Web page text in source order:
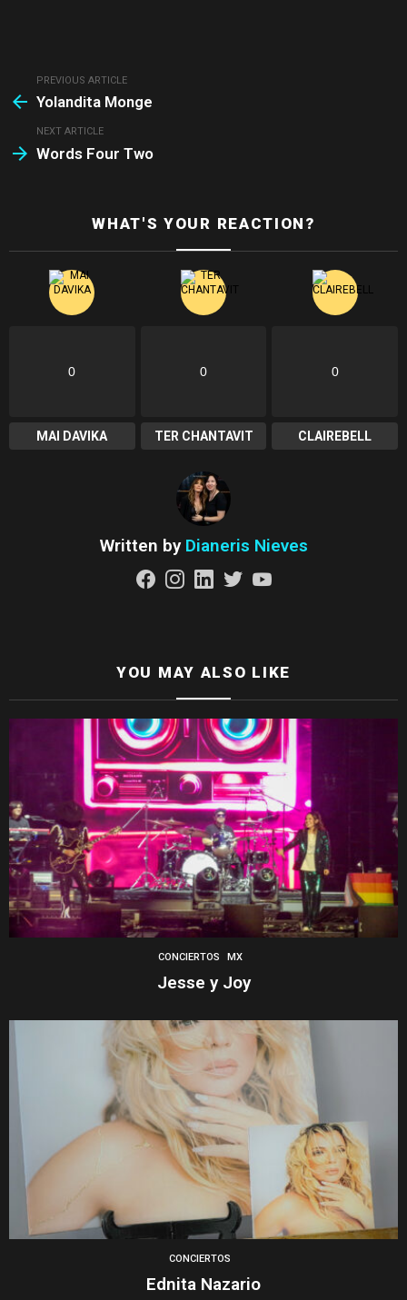
more
PREVIOUS ARTICLE
Yolandita Monge
NEXT ARTICLE
Words Four Two
WHAT'S YOUR REACTION?
0
MAI DAVIKA
0
TER CHANTAVIT
0
CLAIREBELL
Written by Dianeris Nieves
facebookinstagramlinkedin
YOU MAY ALSO LIKE
CONCIERTOS MX
Jesse y Joy
CONCIERTOS
Ednita Nazario